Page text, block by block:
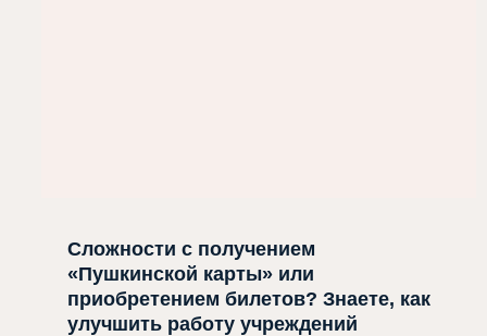
Сложности с получением
«Пушкинской карты» или
приобретением билетов? Знаете, как
улучшить работу учреждений